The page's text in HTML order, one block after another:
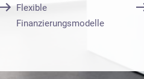
Flexible
Finanzierungsmodelle